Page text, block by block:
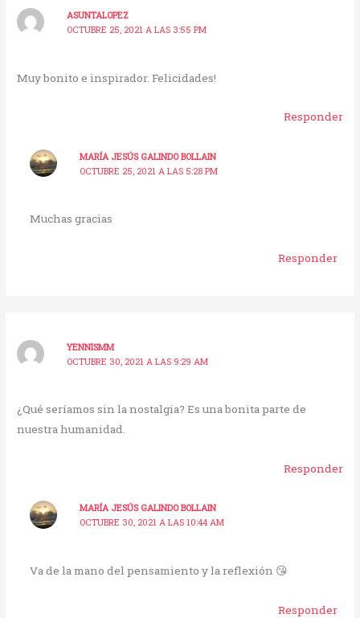
ASUNTALOPEZ
OCTUBRE 25, 2021 A LAS 3:55 PM
Muy bonito e inspirador. Felicidades!
Responder
MARÍA JESÚS GALINDO BOLLAIN
OCTUBRE 25, 2021 A LAS 5:28 PM
Muchas gracias
Responder
YENNISMM
OCTUBRE 30, 2021 A LAS 9:29 AM
¿Qué seríamos sin la nostalgia? Es una bonita parte de
nuestra humanidad.
Responder
MARÍA JESÚS GALINDO BOLLAIN
OCTUBRE 30, 2021 A LAS 10:44 AM
Va de la mano del pensamiento y la reflexión 😘
Responder